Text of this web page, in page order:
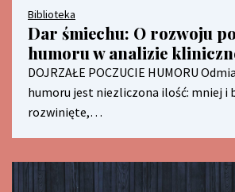
Biblioteka
Dar śmiechu: O rozwoju
humoru w analizie
DOJRZAŁE POCZUCIE HUMORU
humoru jest niezliczona ilość: mniej i
rozwinięte,…